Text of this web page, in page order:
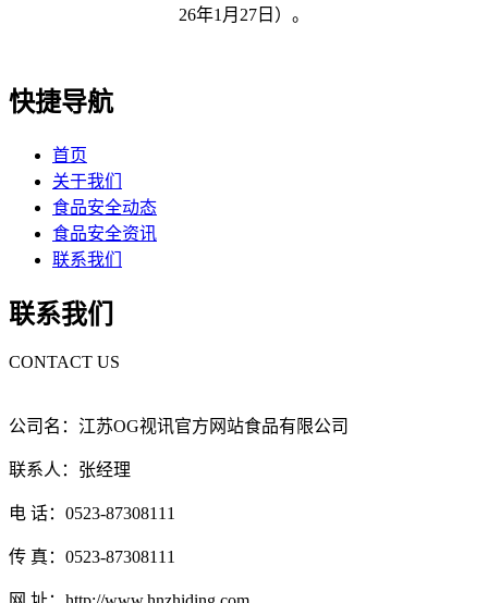
26年1月27日）。
快捷导航
首页
关于我们
食品安全动态
食品安全资讯
联系我们
联系我们
CONTACT US
公司名：江苏OG视讯官方网站食品有限公司
联系人：张经理
电 话：0523-87308111
传 真：0523-87308111